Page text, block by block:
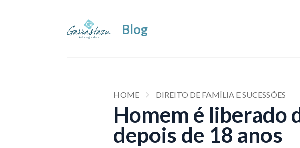
HOME DIREITO DE FAMÍLIA E SUCESSÕES
Homem é liberado
depois de 18 anos